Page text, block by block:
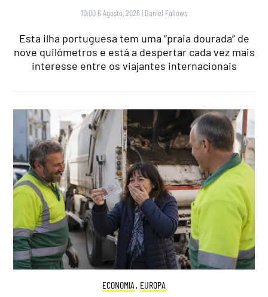
10:00 6 Agosto, 2026 | Daniel Fallows
Esta ilha portuguesa tem uma “praia dourada” de
nove quilómetros e está a despertar cada vez mais
interesse entre os viajantes internacionais
ECONOMIA , EUROPA